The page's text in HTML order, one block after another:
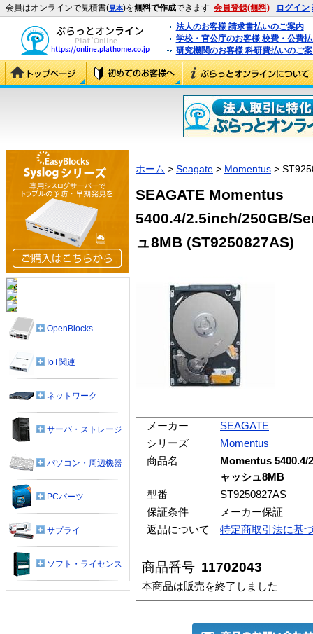
会員はオンラインで見積書(見本)を無料で作成できます 会員登録(無料) ログイン
法人のお客様 請求書払いのご案内
学校・官公庁のお客様 校費・公費
研究機関のお客様 科研費払いのご
ホーム > Seagate > Momentus >
SEAGATE Momentus
5400.4/2.5inch/250GB/
ュ8MB (ST9250827AS)
メーカー
SEAGATE
シリーズ
Momentus
商品名
Momentus 5400.4/
ャッシュ8MB
型番
ST9250827AS
保証条件
メーカー保証
返品について
特定商取引法に基
商品番号 11702043
本商品は販売を終了しました
OpenBlocks
IoT関連
ネットワーク
サーバ・ストレージ
パソコン・周辺機器
PCパーツ
サプライ
ソフト・ライセンス